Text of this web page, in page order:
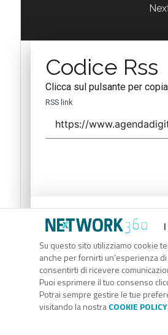
Su questo sito utilizziamo cookie
anche per fornirti un’esperienza
consentirti di ricevere
Puoi esprimere il tuo consenso
Potrai sempre gestire le tue
visitando la nostraCOOKIE POLICY
Codice Rss
Clicca sul pulsante per
RSS link
Codice Rss
Clicca sul pulsante per
RSS link